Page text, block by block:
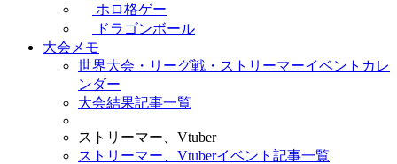
ホロ格ゲー
ドラゴンボール
大会メモ
世界大会・リーグ戦・ストリーマーイベントカレ
ンダー
大会結果記事一覧
ストリーマー、Vtuber
ストリーマー、Vtuberイベント記事一覧